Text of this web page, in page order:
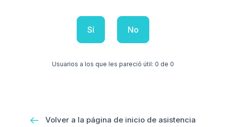
Sí No
Usuarios a los que les pareció útil: 0 de 0
Volver a la página de inicio de asistencia